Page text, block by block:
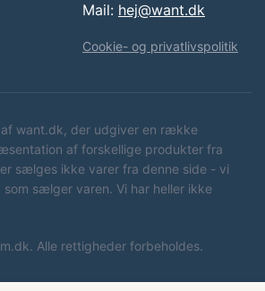
Mail: hej@want.dk
Cookie- og privatlivspolitik
af want.dk, der udgiver en række
af forskellige produkter fra
sælges ikke varer fra denne side - vi
som sælger varen. Vi har heller ikke
Alle rettigheder forbeholdes.